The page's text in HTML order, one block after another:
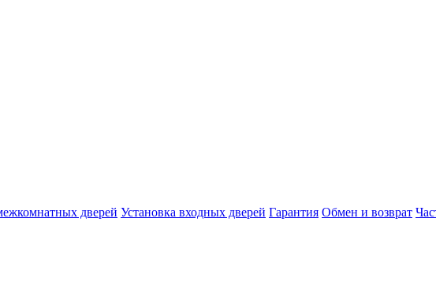
дверей Установка входных дверей Гарантия Обмен и возврат